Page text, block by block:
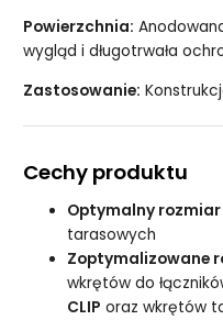
Powierzchnia:
wygląd i długotrwała
Zastosowanie:
Cechy produktu
Optymalny rozmiar
tarasowych
Zoptymalizowane
wkrętów do
CLIP oraz wkrętów